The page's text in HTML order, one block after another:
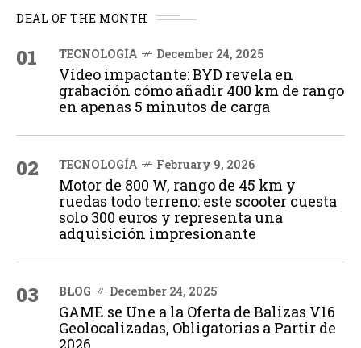
DEAL OF THE MONTH
01 TECNOLOGÍA December 24, 2025
Vídeo impactante: BYD revela en
grabación cómo añadir 400 km de rango
en apenas 5 minutos de carga
02 TECNOLOGÍA February 9, 2026
Motor de 800 W, rango de 45 km y
ruedas todo terreno: este scooter cuesta
solo 300 euros y representa una
adquisición impresionante
03 BLOG December 24, 2025
GAME se Une a la Oferta de Balizas V16
Geolocalizadas, Obligatorias a Partir de
2026